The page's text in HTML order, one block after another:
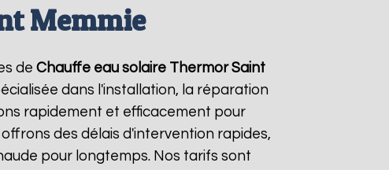
Memmie
de Chauffe eau solaire Thermor Saint
dans l'installation, la réparation
rapidement et efficacement pour
offrons des délais d'intervention rapides,
pour longtemps. Nos tarifs sont